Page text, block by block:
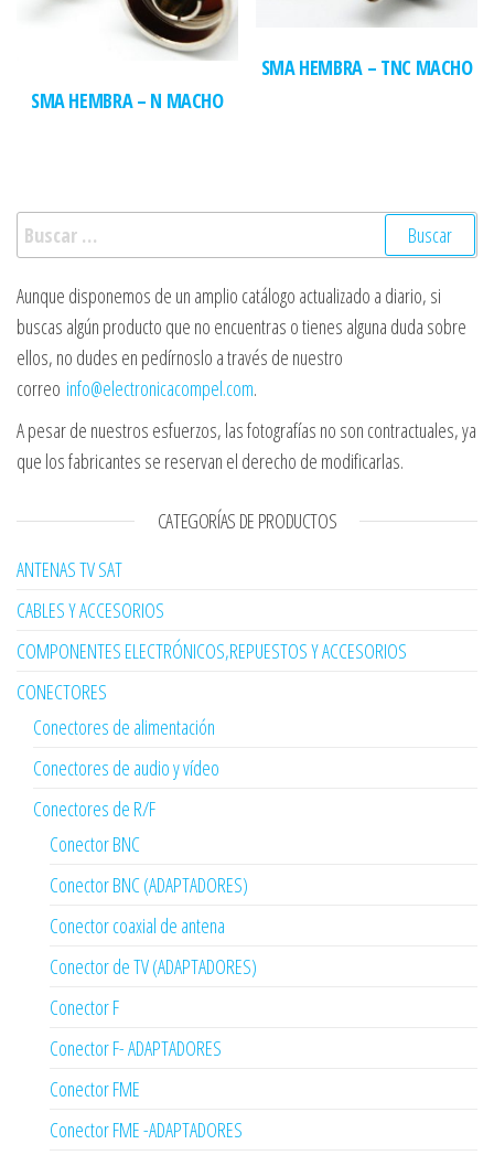
SMA HEMBRA – N MACHO
SMA HEMBRA – TNC MACHO
Buscar:
Aunque disponemos de un amplio catálogo actualizado a diario, si
buscas algún producto que no encuentras o tienes alguna duda sobre
ellos, no dudes en pedírnoslo a través de nuestro
correo info@electronicacompel.com.
A pesar de nuestros esfuerzos, las fotografías no son contractuales, ya
que los fabricantes se reservan el derecho de modificarlas.
CATEGORÍAS DE PRODUCTOS
ANTENAS TV SAT
CABLES Y ACCESORIOS
COMPONENTES ELECTRÓNICOS,REPUESTOS Y ACCESORIOS
CONECTORES
Conectores de alimentación
Conectores de audio y vídeo
Conectores de R/F
Conector BNC
Conector BNC (ADAPTADORES)
Conector coaxial de antena
Conector de TV (ADAPTADORES)
Conector F
Conector F- ADAPTADORES
Conector FME
Conector FME -ADAPTADORES